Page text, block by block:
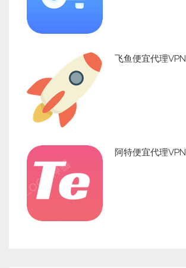
飞鱼便宜代理VPN
阿特便宜代理VPN